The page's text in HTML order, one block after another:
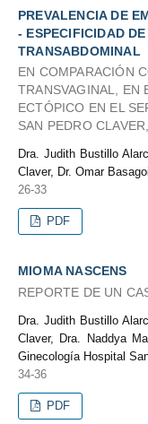
PREVALENCIA DE
- ESPECIFICIDAD
TRANSABDOMINAL
EN COMPARACIÓN
TRANSVAGINAL, EN
ECTÓPICO EN EL
SAN PEDRO
Dra. Judith Bustillo
Claver, Dr. Omar
26-33
PDF
MIOMA NASCENS
REPORTE DE UN
Dra. Judith Bustillo
Claver, Dra. Naddya
Ginecología Hospital
34-36
PDF